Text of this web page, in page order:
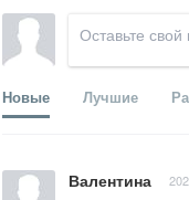
Новые Лучшие
Валентина